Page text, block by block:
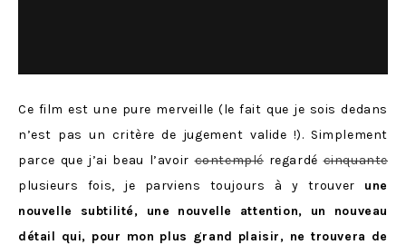
Ce film est une pure merveille (le fait que je sois dedans
n’est pas un critère de jugement valide !). Simplement
parce que j’ai beau l’avoircontempléregardécinquante
plusieurs fois, je parviens toujours à y trouver une
nouvelle subtilité, une nouvelle attention, un nouveau
détail qui, pour mon plus grand plaisir, ne trouvera de